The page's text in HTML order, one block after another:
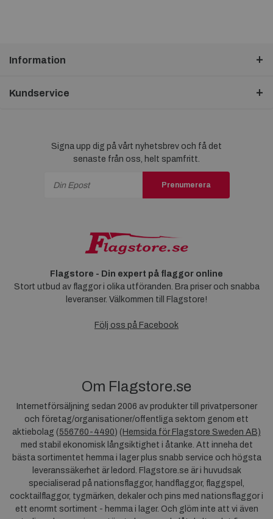
Information
Kundservice
Signa upp dig på vårt nyhetsbrev och få det
senaste från oss, helt spamfritt.
Prenumerera
Flagstore - Din expert på flaggor online
Stort utbud av flaggor i olika utföranden. Bra priser och snabba
leveranser. Välkommen till Flagstore!
Följ oss på Facebook
Om Flagstore.se
Internetförsäljning sedan 2006 av produkter till privatpersoner
och företag/organisationer/offentliga sektorn genom ett
aktiebolag (556760-4490) ( Hemsida för Flagstore Sweden AB)
med stabil ekonomisk långsiktighet i åtanke. Att inneha det
bästa sortimentet hemma i lager plus snabb service och högsta
leveranssäkerhet är ledord. Flagstore.se är i huvudsak
specialiserad på nationsflaggor, handflaggor, flaggspel,
cocktailflaggor, tygmärken, dekaler och pins med nationsflaggor i
ett enormt sortiment - hemma i lager. Och glöm inte att vi även